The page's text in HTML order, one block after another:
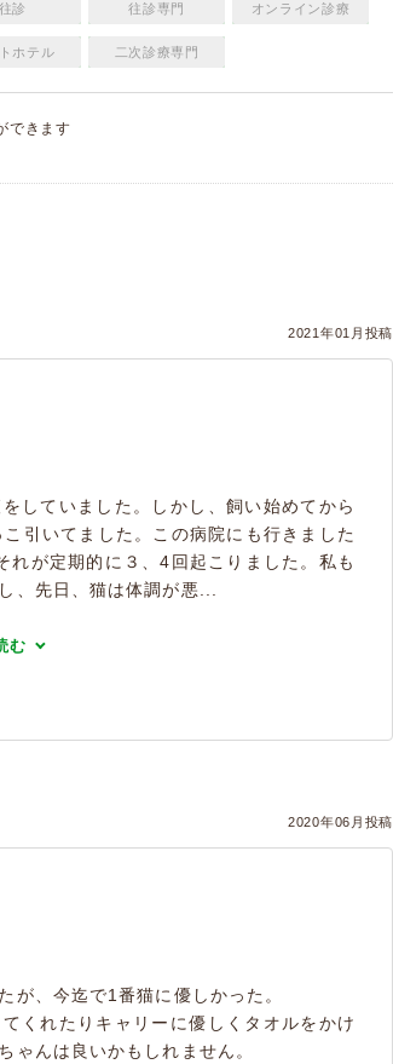
往診 往診専門 オンライン診療
ホテル 二次診療専門
できます
2021年01月投稿
していました。しかし、飼い始めてから
引いてました。この病院にも行きました
が定期的に３、4回起こりました。私も
、先日、猫は体調が悪...
む
2020年06月投稿
が、今迄で1番猫に優しかった。
くれたりキャリーに優しくタオルをかけ
ゃんは良いかもしれません。